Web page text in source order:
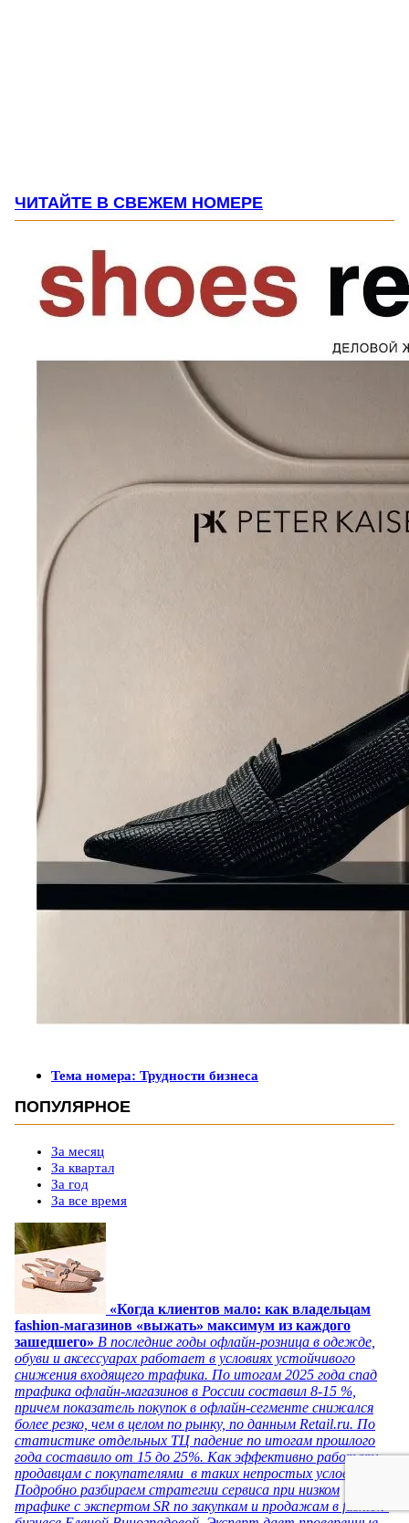
ЧИТАЙТЕ В СВЕЖЕМ НОМЕРЕ
Тема номера: Трудности бизнеса
ПОПУЛЯРНОЕ
За месяц
За квартал
За год
За все время
«Когда клиентов мало: как владельцам
fashion-магазинов «выжать» максимум из каждого
зашедшего» В последние годы офлайн-розница в одежде,
обуви и аксессуарах работает в условиях устойчивого
снижения входящего трафика. По итогам 2025 года спад
трафика офлайн-магазинов в России составил 8-15 %,
причем показатель покупок в офлайн-сегменте снижался
более резко, чем в целом по рынку, по данным Retail.ru. По
статистике отдельных ТЦ падение по итогам прошлого
года составило от 15 до 25%. Как эффективно работать
продавцам с покупателями в таких непростых условиях?
Подробно разбираем стратегии сервиса при низком
трафике с экспертом SR по закупкам и продажам в fashion-